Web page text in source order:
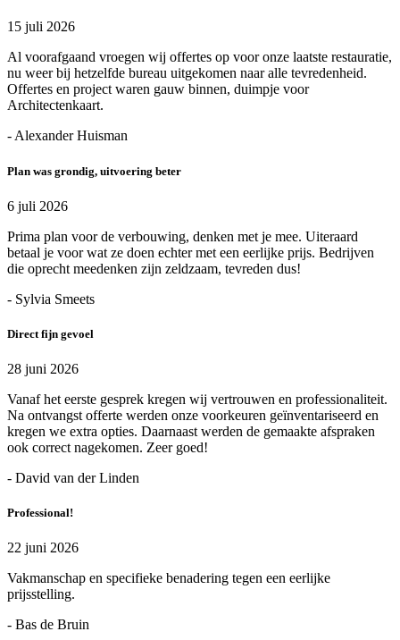
15 juli 2026
Al voorafgaand vroegen wij offertes op voor onze laatste restauratie,
nu weer bij hetzelfde bureau uitgekomen naar alle tevredenheid.
Offertes en project waren gauw binnen, duimpje voor
Architectenkaart.
- Alexander Huisman
Plan was grondig, uitvoering beter
6 juli 2026
Prima plan voor de verbouwing, denken met je mee. Uiteraard
betaal je voor wat ze doen echter met een eerlijke prijs. Bedrijven
die oprecht meedenken zijn zeldzaam, tevreden dus!
- Sylvia Smeets
Direct fijn gevoel
28 juni 2026
Vanaf het eerste gesprek kregen wij vertrouwen en professionaliteit.
Na ontvangst offerte werden onze voorkeuren geïnventariseerd en
kregen we extra opties. Daarnaast werden de gemaakte afspraken
ook correct nagekomen. Zeer goed!
- David van der Linden
Professional!
22 juni 2026
Vakmanschap en specifieke benadering tegen een eerlijke
prijsstelling.
- Bas de Bruin